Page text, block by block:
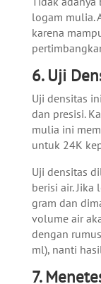
logam mulia.
karena
6. Uji
Uji densitas
dan presisi.
mulia ini
untuk 24K
Uji densitas
berisi air.
gram dan
volume air
dengan
ml), nanti
7.